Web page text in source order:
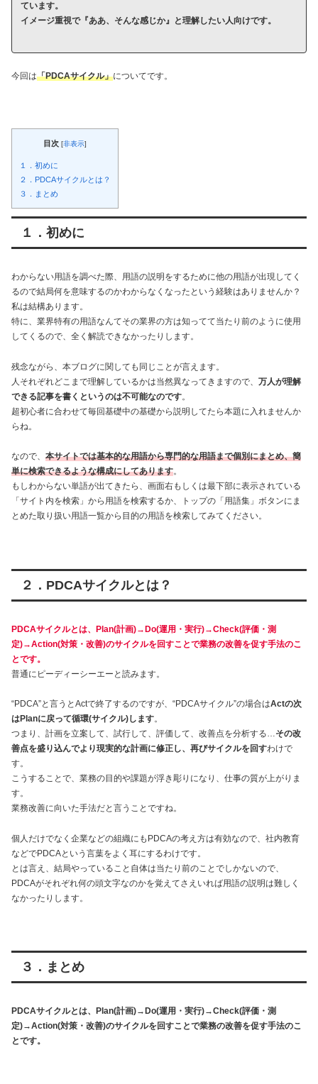
ています。
イメージ重視で『ああ、そんな感じか』と理解したい人向けです。
今回は「PDCAサイクル」についてです。
目次 [非表示]
１．初めに
２．PDCAサイクルとは？
３．まとめ
１．初めに
わからない用語を調べた際、用語の説明をするために他の用語が出現してく
るので結局何を意味するのかわからなくなったという経験はありませんか？
私は結構あります。
特に、業界特有の用語なんてその業界の方は知ってて当たり前のように使用
してくるので、全く解読できなかったりします。
残念ながら、本ブログに関しても同じことが言えます。
人それぞれどこまで理解しているかは当然異なってきますので、 万人が理解
できる記事を書くというのは不可能なのです。
超初心者に合わせて毎回基礎中の基礎から説明してたら本題に入れませんか
らね。
なので、 本サイトでは基本的な用語から専門的な用語まで個別にまとめ、簡
単に検索できるような構成にしてあります。
もしわからない単語が出てきたら、画面右もしくは最下部に表示されている
「サイト内を検索」から用語を検索するか、トップの「用語集」ボタンにま
とめた取り扱い用語一覧から目的の用語を検索してみてください。
２．PDCAサイクルとは？
PDCAサイクルとは、Plan(計画)→Do(運用・実行)→Check(評価・測
定)→Action(対策・改善)のサイクルを回すことで業務の改善を促す手法のこ
とです。
普通にピーディーシーエーと読みます。
“PDCA”と言うとActで終了するのですが、“PDCAサイクル”の場合はActの次
はPlanに戻って循環(サイクル)します。
つまり、計画を立案して、試行して、評価して、改善点を分析する…その改
善点を盛り込んでより現実的な計画に修正し、再びサイクルを回すわけで
す。
こうすることで、業務の目的や課題が浮き彫りになり、仕事の質が上がりま
す。
業務改善に向いた手法だと言うことですね。
個人だけでなく企業などの組織にもPDCAの考え方は有効なので、社内教育
などでPDCAという言葉をよく耳にするわけです。
とは言え、結局やっていること自体は当たり前のことでしかないので、
PDCAがそれぞれ何の頭文字なのかを覚えてさえいれば用語の説明は難しく
なかったりします。
３．まとめ
PDCAサイクルとは、Plan(計画)→Do(運用・実行)→Check(評価・測
定)→Action(対策・改善)のサイクルを回すことで業務の改善を促す手法のこ
とです。